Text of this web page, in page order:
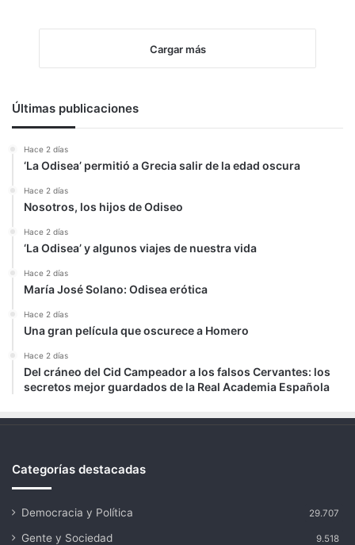
Cargar más
Últimas publicaciones
Hace 2 días
‘La Odisea’ permitió a Grecia salir de la edad oscura
Hace 2 días
Nosotros, los hijos de Odiseo
Hace 2 días
‘La Odisea’ y algunos viajes de nuestra vida
Hace 2 días
María José Solano: Odisea erótica
Hace 2 días
Una gran película que oscurece a Homero
Hace 2 días
Del cráneo del Cid Campeador a los falsos Cervantes: los
secretos mejor guardados de la Real Academia Española
Categorías destacadas
Democracia y Política 29.707
Gente y Sociedad 9.518